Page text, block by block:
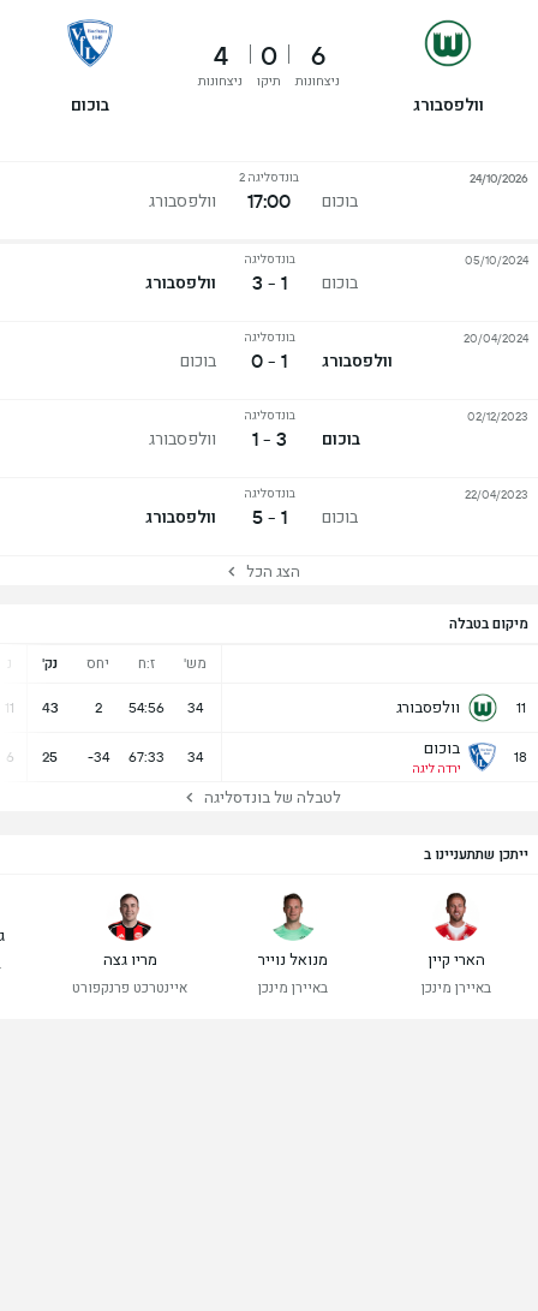
מיקום בטבלה
מש' ז:ח יחס נק' נ
11 וולפסבורג 34
54:56
2
43
11
18 בוכום
ירדה ליגה
34
67:33
-34
25
6
לטבלה של בונדסליגה
וולפסבורג
6
ניצחונות
0
תיקו
4
ניצחונות
בוכום
בוכום
בונדסליגה 2
17:00 וולפסבורג
24/10/2026
בוכום
בונדסליגה
1 - 3 וולפסבורג
05/10/2024
וולפסבורג
בונדסליגה
1 - 0 בוכום
20/04/2024
בוכום
בונדסליגה
3 - 1 וולפסבורג
02/12/2023
בוכום
בונדסליגה
1 - 5 וולפסבורג
22/04/2023
הצג הכל
ייתכן שתתעניינו ב
הארי קיין
באיירן מינכן
מנואל נוייר
באיירן מינכן
מריו גצה
איינטרכט פרנקפורט